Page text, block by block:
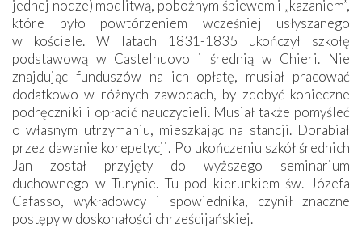
jednej nodze) modlitwą, pobożnym śpiewem i „kazaniem”,
które było powtórzeniem wcześniej usłyszanego
w kościele. W latach 1831-1835 ukończył szkołę
podstawową w Castelnuovo i średnią w Chieri. Nie
znajdując funduszów na ich opłatę, musiał pracować
dodatkowo w różnych zawodach, by zdobyć konieczne
podręczniki i opłacić nauczycieli. Musiał także pomyśleć
o własnym utrzymaniu, mieszkając na stancji. Dorabiał
przez dawanie korepetycji. Po ukończeniu szkół średnich
Jan został przyjęty do wyższego seminarium
duchownego w Turynie. Tu pod kierunkiem św. Józefa
Cafasso, wykładowcy i spowiednika, czynił znaczne
postępy w doskonałości chrześcijańskiej.